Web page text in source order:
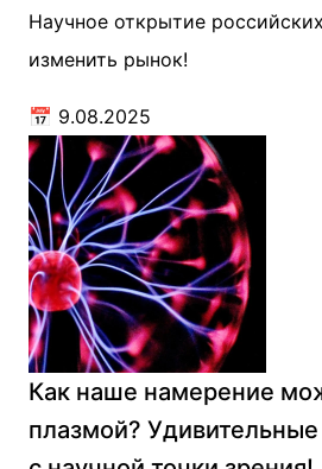
Научное открытие
изменить рынок!
📅 9.08.2025
Как наше намерение
плазмой?